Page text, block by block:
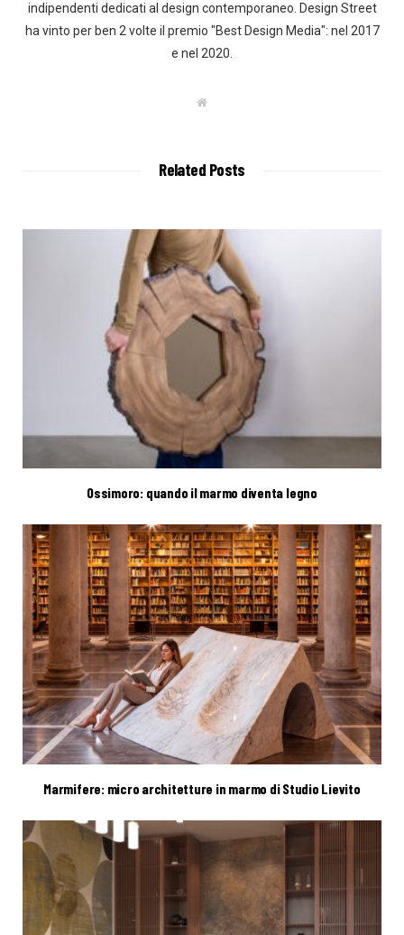
indipendenti dedicati al design contemporaneo. Design Street
ha vinto per ben 2 volte il premio "Best Design Media": nel 2017
e nel 2020.
W
Related Posts
Ossimoro: quando il marmo diventa legno
Marmifere: micro architetture in marmo di Studio Lievito